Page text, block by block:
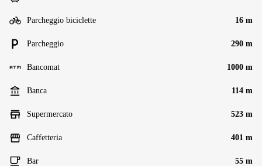
Parcheggio biciclette 16 m
Parcheggio 290 m
Bancomat 1000 m
Banca 114 m
Supermercato 523 m
Caffetteria 401 m
Bar 55 m